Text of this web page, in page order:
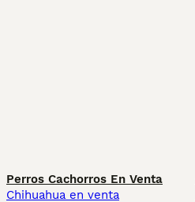
Perros Cachorros En Venta
Chihuahua en venta